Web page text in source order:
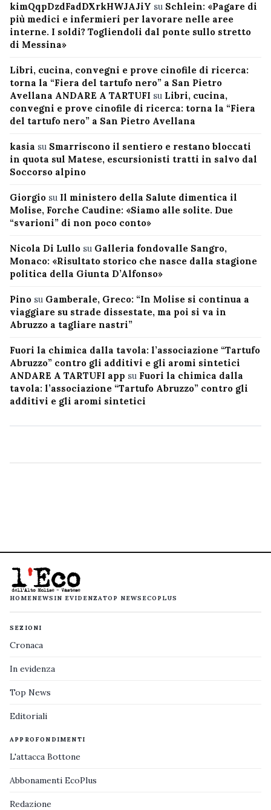
kimQqpDzdFadDXrkHWJAJiY su Schlein: «Pagare di
più medici e infermieri per lavorare nelle aree
interne. I soldi? Togliendoli dal ponte sullo stretto
di Messina»
Libri, cucina, convegni e prove cinofile di ricerca:
torna la “Fiera del tartufo nero” a San Pietro
Avellana ANDARE A TARTUFI su Libri, cucina,
convegni e prove cinofile di ricerca: torna la “Fiera
del tartufo nero” a San Pietro Avellana
kasia su Smarriscono il sentiero e restano bloccati
in quota sul Matese, escursionisti tratti in salvo dal
Soccorso alpino
Giorgio su Il ministero della Salute dimentica il
Molise, Forche Caudine: «Siamo alle solite. Due
“svarioni” di non poco conto»
Nicola Di Lullo su Galleria fondovalle Sangro,
Monaco: «Risultato storico che nasce dalla stagione
politica della Giunta D’Alfonso»
Pino su Gamberale, Greco: “In Molise si continua a
viaggiare su strade dissestate, ma poi si va in
Abruzzo a tagliare nastri”
Fuori la chimica dalla tavola: l’associazione “Tartufo
Abruzzo” contro gli additivi e gli aromi sintetici
ANDARE A TARTUFI app su Fuori la chimica dalla
tavola: l’associazione “Tartufo Abruzzo” contro gli
additivi e gli aromi sintetici
HOMENEWS IN EVIDENZATOP NEWS ECOPLUS
SEZIONI
Cronaca
In evidenza
Top News
Editoriali
APPROFONDIMENTI
L'attacca Bottone
Abbonamenti EcoPlus
Redazione